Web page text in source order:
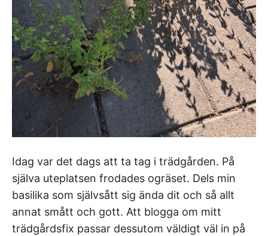
Idag var det dags att ta tag i trädgården. På
själva uteplatsen frodades ogräset. Dels min
basilika som självsått sig ända dit och så allt
annat smått och gott. Att blogga om mitt
trädgårdsfix passar dessutom väldigt väl in på